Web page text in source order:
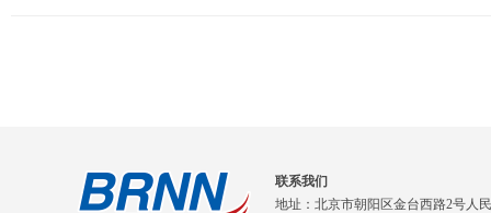
联系我们
地址：北京市朝阳区金台西路2号人